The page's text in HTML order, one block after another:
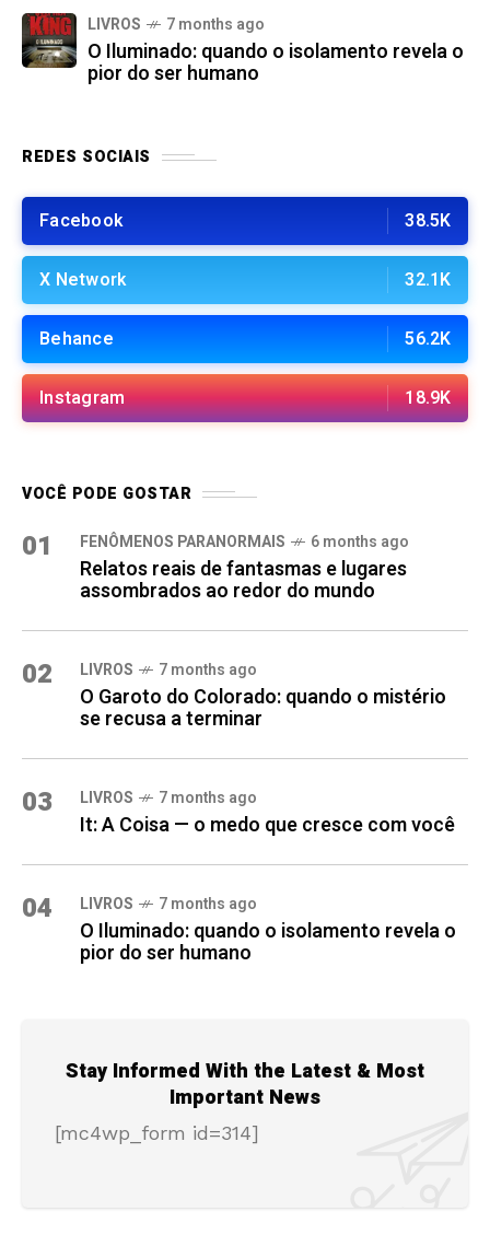
LIVROS 7 months ago
O Iluminado: quando o isolamento revela o
pior do ser humano
REDES SOCIAIS
Facebook 38.5K
X Network 32.1K
Behance 56.2K
Instagram 18.9K
VOCÊ PODE GOSTAR
01 FENÔMENOS PARANORMAIS 6 months ago
Relatos reais de fantasmas e lugares
assombrados ao redor do mundo
02 LIVROS 7 months ago
O Garoto do Colorado: quando o mistério
se recusa a terminar
03 LIVROS 7 months ago
It: A Coisa — o medo que cresce com você
04 LIVROS 7 months ago
O Iluminado: quando o isolamento revela o
pior do ser humano
Stay Informed With the Latest & Most
Important News
[mc4wp_form id=314]